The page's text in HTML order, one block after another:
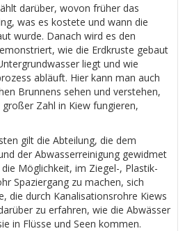
darüber, wovon früher das
was es kostete und wann die
wurde. Danach wird es den
wie die Erdkruste gebaut
liegt und wie
abläuft. Hier kann man auch
Brunnens sehen und verstehen,
Zahl in Kiew fungieren,
gilt die Abteilung, die dem
der Abwasserreinigung gewidmet
Möglichkeit, im Ziegel-, Plastik-
Spaziergang zu machen, sich
die durch Kanalisationsrohre Kiews
zu erfahren, wie die Abwässer
in Flüsse und Seen kommen.